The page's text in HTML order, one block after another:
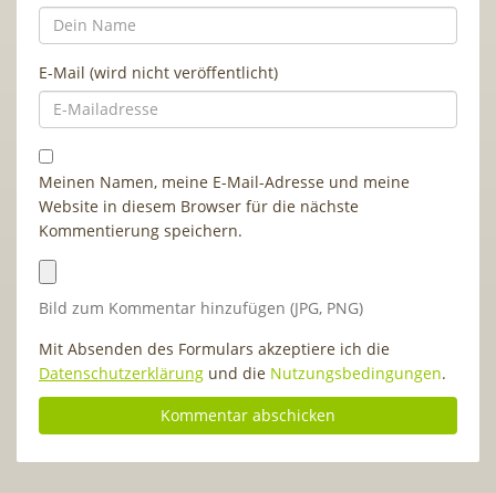
E-Mail (wird nicht veröffentlicht)
Meinen Namen, meine E-Mail-Adresse und meine
Website in diesem Browser für die nächste
Kommentierung speichern.
Bild zum Kommentar hinzufügen (JPG, PNG)
Mit Absenden des Formulars akzeptiere ich die
Datenschutzerklärung und die Nutzungsbedingungen.